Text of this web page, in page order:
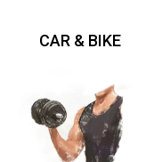
CAR & BIKE